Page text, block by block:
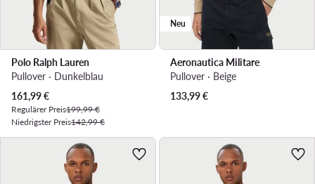
Polo Ralph Lauren
Pullover · Dunkelblau
Aktueller Preis
161,99€
Regulärer Preis199,99 €
Niedrigster Preis142,99 €
Neu
Aeronautica Militare
Pullover · Beige
133,99€